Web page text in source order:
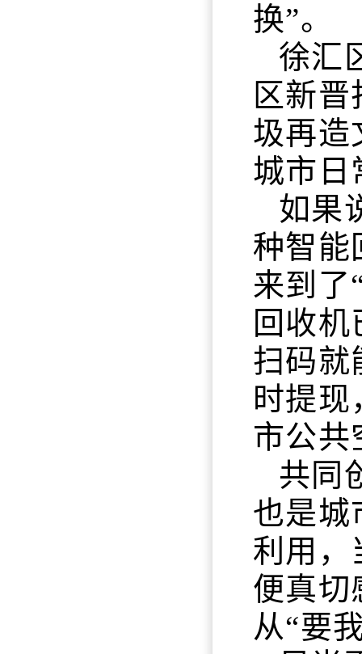
换”。
徐汇
区新
圾再造
城市日
如果
种智能
来到了
回收
扫码就
时提
市公共
共同
也是城
利用，
便真切
从“要